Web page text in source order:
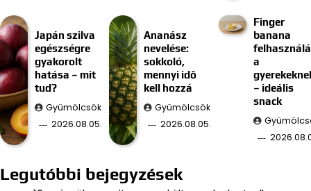
Japán szilva
egészségre
gyakorolt
hatása – mit
tud?
Gyümölcsök
2026.08.05.
Ananász
nevelése:
sokkoló,
mennyi idő
kell hozzá
Gyümölcsök
2026.08.05.
Finger
banana
a
– ideális
snack
Legutóbbi bejegyzések